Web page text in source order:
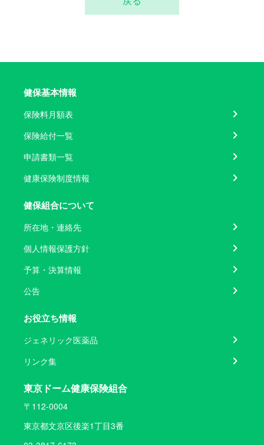
健保基本情報
保険料月額表
保険給付一覧
申請書類一覧
健康保険制度情報
健保組合について
所在地・連絡先
個人情報保護方針
予算・決算情報
公告
お役立ち情報
ジェネリック医薬品
リンク集
東京ドーム健康保険組合
〒112-0004
東京都文京区後楽1丁目3番